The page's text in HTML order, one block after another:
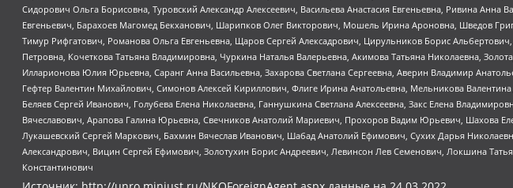
Сидорович Ольга Борисовна, Туровский Александр Алексеевич, Васильева Анастасия Евгеньевна, Ривина
Евгеньевич, Барахоев Магомед Бекханович, Шарипков Олег Викторович, Мошель Ирина Ароновна, Шведов
Тимур Рифгатович, Романова Ольга Евгеньевна, Щаров Сергей Алексадрович, Цирульников Борис
Петровна, Кочеткова Татьяна Владимировна, Чуркина Наталья Валерьевна, Акимова Татьяна Николаевна,
Илларионова Юлия Юрьевна, Саранг Анна Васильевна, Захарова Светлана Сергеевна, Аверин Владимир
Гефтер Валентин Михайлович, Симонов Алексей Кириллович, Флиге Ирина Анатольевна, Мельникова
Беляев Сергей Иванович, Голубева Елена Николаевна, Ганнушкина Светлана Алексеевна, Закс Елена
Вячеславович, Арапова Галина Юрьевна, Свечников Анатолий Мариевич, Прохоров Вадим Юрьевич, Шахова
Лукашевский Сергей Маркович, Бахмин Вячеслав Иванович, Шабад Анатолий Ефимович, Сухих Дарья
Александрович, Вицин Сергей Ефимович, Золотухин Борис Андреевич, Левинсон Лев Семенович, Локшина
Константинович